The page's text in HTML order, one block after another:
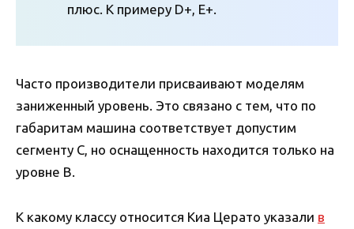
плюс. К примеру D+, E+.
Часто производители присваивают моделям
заниженный уровень. Это связано с тем, что по
габаритам машина соответствует допустим
сегменту C, но оснащенность находится только на
уровне B.
К какому классу относится Киа Церато указали в